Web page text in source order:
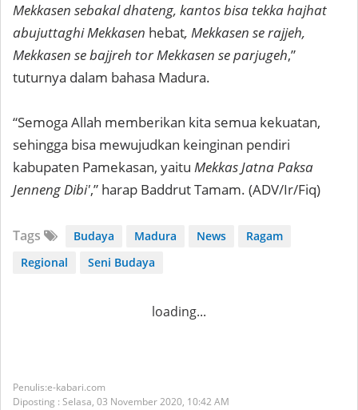
Mekkasen sebakal dhateng, kantos bisa tekka hajhat
abujuttaghi Mekkasen hebat, Mekkasen se rajjeh,
Mekkasen se bajjreh tor Mekkasen se parjugeh,”
tuturnya dalam bahasa Madura.
“Semoga Allah memberikan kita semua kekuatan,
sehingga bisa mewujudkan keinginan pendiri
kabupaten Pamekasan, yaitu Mekkas Jatna Paksa
Jenneng Dibi',” harap Baddrut Tamam. (ADV/Ir/Fiq)
Tags Budaya Madura News
Ragam
Regional
Seni Budaya
loading...
e-kabari.com
Diposting : Selasa, 03 November 2020, 10:42 AM